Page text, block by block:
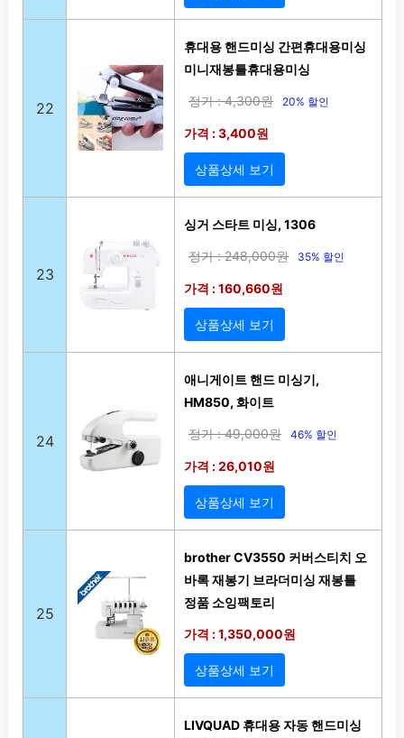
22
휴대용 핸드미싱 간편휴대용미싱
미니재봉틀휴대용미싱
정가 : 4,300원 20% 할인
가격 : 3,400원
상품상세 보기
23
싱거 스타트 미싱, 1306
정가 : 248,000원 35% 할인
가격 : 160,660원
상품상세 보기
24
애니게이트 핸드 미싱기,
HM850, 화이트
정가 : 49,000원 46% 할인
가격 : 26,010원
상품상세 보기
25
brother CV3550 커버스티치 오
바록 재봉기 브라더미싱 재봉틀
정품 소잉팩토리
가격 : 1,350,000원
상품상세 보기
LIVQUAD 휴대용 자동 핸드미싱